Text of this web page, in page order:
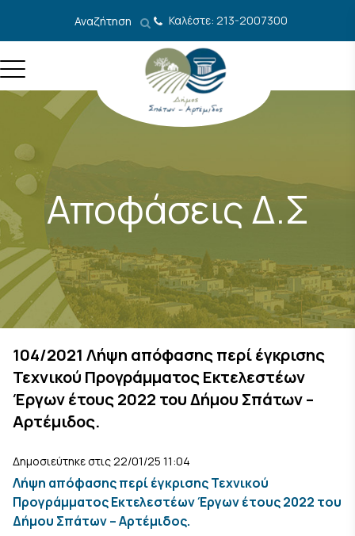
Αναζήτηση Καλέστε: 213-2007300
Αποφάσεις Δ.Σ
104/2021 Λήψη απόφασης περί έγκρισης
Τεχνικού Προγράμματος Εκτελεστέων
Έργων έτους 2022 του Δήμου Σπάτων –
Αρτέμιδος.
Δημοσιεύτηκε στις 22/01/25 11:04
Λήψη απόφασης περί έγκρισης Τεχνικού
Προγράμματος Εκτελεστέων Έργων έτους 2022 του
Δήμου Σπάτων – Αρτέμιδος.